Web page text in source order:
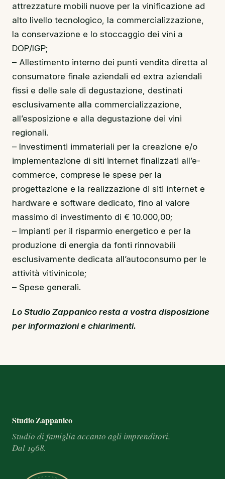
attrezzature mobili nuove per la vinificazione ad
alto livello tecnologico, la commercializzazione,
la conservazione e lo stoccaggio dei vini a
DOP/IGP;
– Allestimento interno dei punti vendita diretta al
consumatore finale aziendali ed extra aziendali
fissi e delle sale di degustazione, destinati
esclusivamente alla commercializzazione,
all’esposizione e alla degustazione dei vini
regionali.
– Investimenti immateriali per la creazione e/o
implementazione di siti internet finalizzati all’e-
commerce, comprese le spese per la
progettazione e la realizzazione di siti internet e
hardware e software dedicato, fino al valore
massimo di investimento di € 10.000,00;
– Impianti per il risparmio energetico e per la
produzione di energia da fonti rinnovabili
esclusivamente dedicata all’autoconsumo per le
attività vitivinicole;
– Spese generali.
Lo Studio Zappanico resta a vostra disposizione
per informazioni e chiarimenti.
Footer e informazioni
Studio Zappanico
Studio di famiglia accanto agli imprenditori.
Dal 1968.